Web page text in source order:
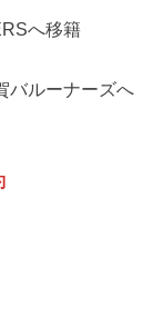
へ移籍
ルーナーズへ